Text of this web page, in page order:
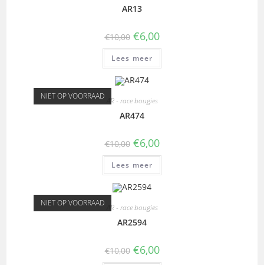
AR13
€10,00 €6,00
Lees meer
NIET OP VOORRAAD AR - race bougies
AR474
€10,00 €6,00
Lees meer
NIET OP VOORRAAD AR - race bougies
AR2594
€10,00 €6,00